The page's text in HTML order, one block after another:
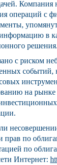
Компания
операций с
в
решения.
с риском
событий,
на
по
по
Интернет: